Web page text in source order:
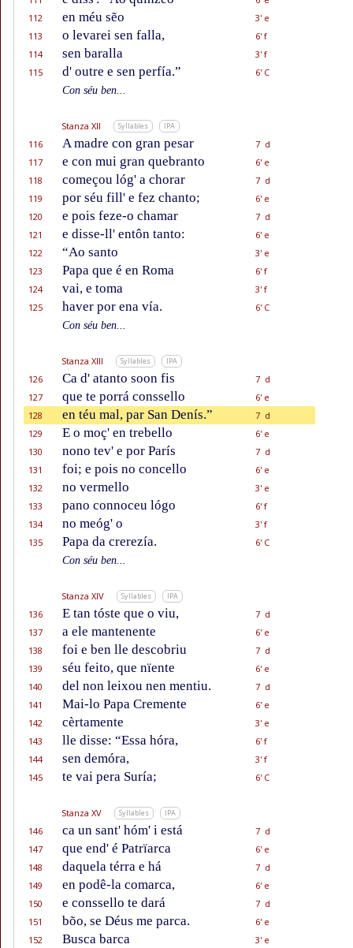
112
en méu sẽo
3' e
113
o levarei sen falla,
6' f
114
sen baralla
3' f
115
d' outre e sen perfía.”
6' C
Con séu ben...
Stanza XII Syllables IPA
116 A madre con gran pesar
7 d
117
e con mui gran quebranto
6' e
118
começou lóg' a chorar
7 d
119
por séu fill' e fez chanto;
6' e
120
e pois feze-o chamar
7 d
121
e disse-ll' entôn tanto:
6' e
122
“Ao santo
3' e
123
Papa que é en Roma
6' f
124
vai, e toma
3' f
125
haver por ena vía.
6' C
Con séu ben...
Stanza XIII Syllables IPA
126 Ca d' atanto soon fis
7 d
127
que te porrá conssello
6' e
128
en téu mal, par San Denís.”
7 d
129
E o moç' en trebello
6' e
130
nono tev' e por París
7 d
131
foi; e pois no concello
6' e
132
no vermello
3' e
133
pano connoceu lógo
6' f
134
no meóg' o
3' f
135
Papa da crerezía.
6' C
Con séu ben...
Stanza XIV Syllables IPA
136 E tan tóste que o viu,
7 d
137
a ele mantenente
6' e
138
foi e ben lle descobriu
7 d
139
séu feito, que nïente
6' e
140
del non leixou nen mentiu.
7 d
141
Mai-lo Papa Cremente
6' e
142
cèrtamente
3' e
143
lle disse: “Essa hóra,
6' f
144
sen demóra,
3' f
145
te vai pera Suría; 6' C
Stanza XV Syllables IPA
146 ca un sant' hóm' i está
7 d
147
que end' é Patrïarca
6' e
148
daquela térra e há
7 d
149
en podê-la comarca,
6' e
150
e conssello te dará
7 d
151
bõo, se Déus me parca.
6' e
152
Busca barca
3' e